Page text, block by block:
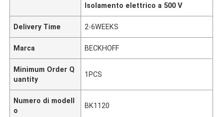
Isolamento elettrico a 500 V
Delivery Time 2-6WEEKS
Marca BECKHOFF
Minimum Order Q
uantity
1PCS
Numero di modell
o
BK1120